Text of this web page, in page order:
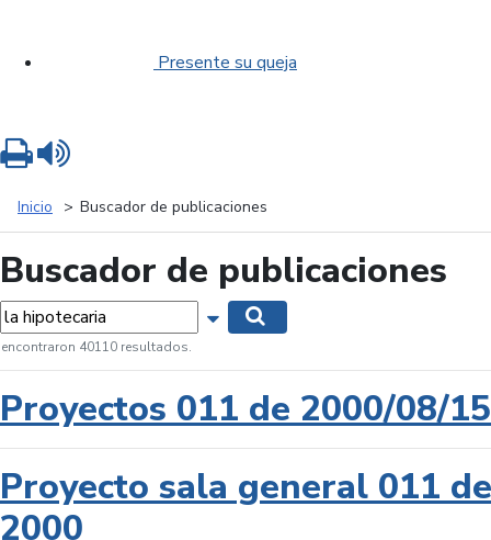
Presente su queja
Inicio Buscador de publicaciones
Buscador de publicaciones
Mostrar opciones de búsqueda
encontraron 40110 resultados.
Proyectos 011 de 2000/08/15
Proyecto sala general 011 de
2000
Imprimir